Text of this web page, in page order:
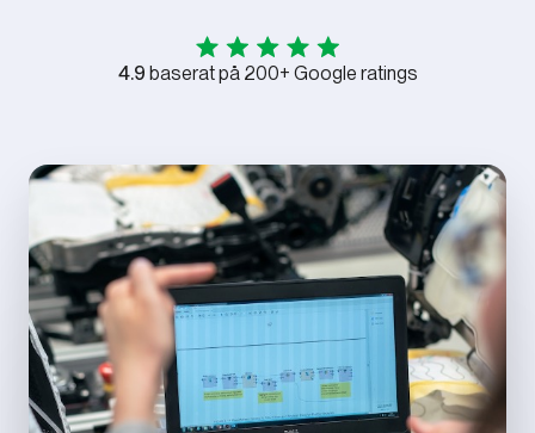
4.9 baserat på 200+ Google ratings